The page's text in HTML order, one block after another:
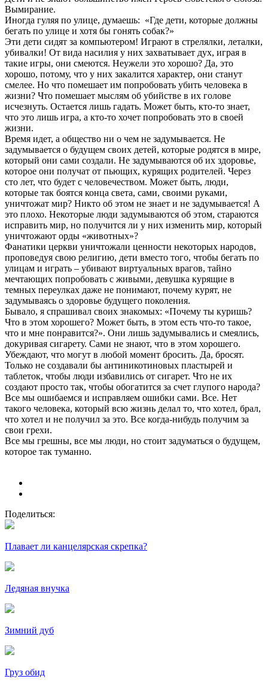
Вымирание.
Иногда гуляя по улице, думаешь: «Где дети, которые должны
бегать по улице и хотя бы гонять собак?»
Эти дети сидят за компьютером! Играют в стрелялки, леталки,
убивалки! От вида насилия у них захватывает дух, играя в
такие игры, они смеются. Неужели это хорошо? Да, это
хорошо, потому, что у них закалится характер, они станут
смелее. Но что помешает им попробовать убить человека в
жизни? Что помешает мыслям об убийстве в их голове
исчезнуть. Остается лишь гадать. Может быть, кто-то знает,
что это лишь игра, а кто-то хочет попробовать это в своей
жизни.
Время идет, а общество ни о чем не задумывается. Не
задумывается о будущем своих детей, которые родятся в мире,
который они сами создали. Не задумываются об их здоровье,
которое они получат от пьющих, курящих родителей. Через
сто лет, что будет с человечеством. Может быть, люди,
которые так боятся конца света, сами, своими руками,
уничтожат мир? Никто об этом не знает и не задумывается! А
это плохо. Некоторые люди задумываются об этом, стараются
исправить мир, но получится ли у них изменить мир, который
уничтожают орды «животных»?
Фанатики церкви уничтожали ценности некоторых народов,
проповедуя свою религию, дети вместо того, чтобы бегать по
улицам и играть – убивают виртуальных врагов, тайно
мечтающих попробовать с живыми, девушка курящие в
темных переулках даже не понимают, почему курят, не
задумываясь о здоровье будущего поколения.
Бывало, я спрашивал своих знакомых: «Почему ты куришь?
Что в этом хорошего? Может быть, в этом есть что-то такое,
что и мне понравится?». Они лишь задумывались и смеялись,
докуривая сигарету. Сами не знают, что в этом хорошего.
Убеждают, что могут в любой момент бросить. Да, бросят.
Только не создавали бы антиникотиновых пластырей и
таблеток, чтобы люди избавились от сигарет. Что не их
создают просто так, чтобы обогатится за счет глупого народа?
Все мы ошибаемся и исправляем ошибки сами. Все. Нет
такого человека, который всю жизнь делал то, что хотел, брал,
что хотел и не получил за это. Все когда-нибудь получим за
свои грехи.
Все мы грешны, все мы люди, но стоит задуматься о будущем,
которое так туманно.
Поделиться:
Плавает ли канцелярская скрепка?
Ледяная внучка
Зимний дуб
Груз обид